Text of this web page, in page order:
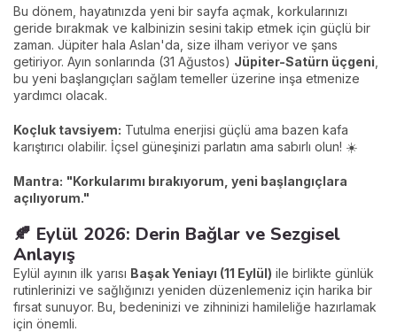
Bu dönem, hayatınızda yeni bir sayfa açmak, korkularınızı
geride bırakmak ve kalbinizin sesini takip etmek için güçlü bir
zaman. Jüpiter hala Aslan'da, size ilham veriyor ve şans
getiriyor. Ayın sonlarında (31 Ağustos) Jüpiter-Satürn üçgeni
bu yeni başlangıçları sağlam temeller üzerine inşa etmenize
yardımcı olacak.
Koçluk tavsiyem: Tutulma enerjisi güçlü ama bazen kafa
karıştırıcı olabilir. İçsel güneşinizi parlatın ama sabırlı olun! ☀️
Mantra: "Korkularımı bırakıyorum, yeni başlangıçlara
açılıyorum."
🍂 Eylül 2026: Derin Bağlar ve Sezgisel
Anlayış
Eylül ayının ilk yarısı Başak Yeniayı (11 Eylül) ile birlikte günlük
rutinlerinizi ve sağlığınızı yeniden düzenlemeniz için harika bir
fırsat sunuyor. Bu, bedeninizi ve zihninizi hamileliğe hazırlamak
için önemli.